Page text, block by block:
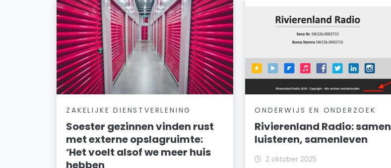
ZAKELIJKE DIENSTVERLENING
Soester gezinnen vinden rust
met externe opslagruimte:
‘Het voelt alsof we meer huis
hebben
ONDERWIJS EN ONDERZOEK
Rivierenland Radio: samen
luisteren, samenleven
2 oktober 2025